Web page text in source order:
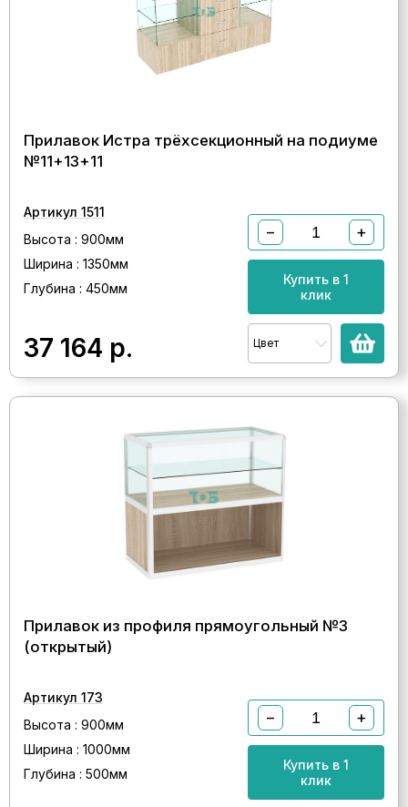
Прилавок Истра трёхсекционный на подиуме
№11+13+11
Артикул 1511
Высота : 900мм
Ширина : 1350мм
Глубина : 450мм
37 164 р.
− +
Купить в 1
клик
Цвет
Прилавок из профиля прямоугольный №3
(открытый)
Артикул 173
Высота : 900мм
Ширина : 1000мм
Глубина : 500мм
− +
Купить в 1
клик